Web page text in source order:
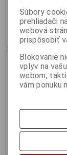
29,90 EUR
Pridať
Akcia
Súbory
prehliadači
webová
prispôsobiť
Blokovanie
vplyv na
webom,
vám ponuku